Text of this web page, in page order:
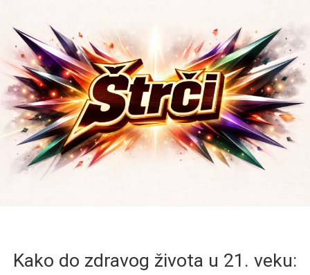
Kako do zdravog života u 21. veku: